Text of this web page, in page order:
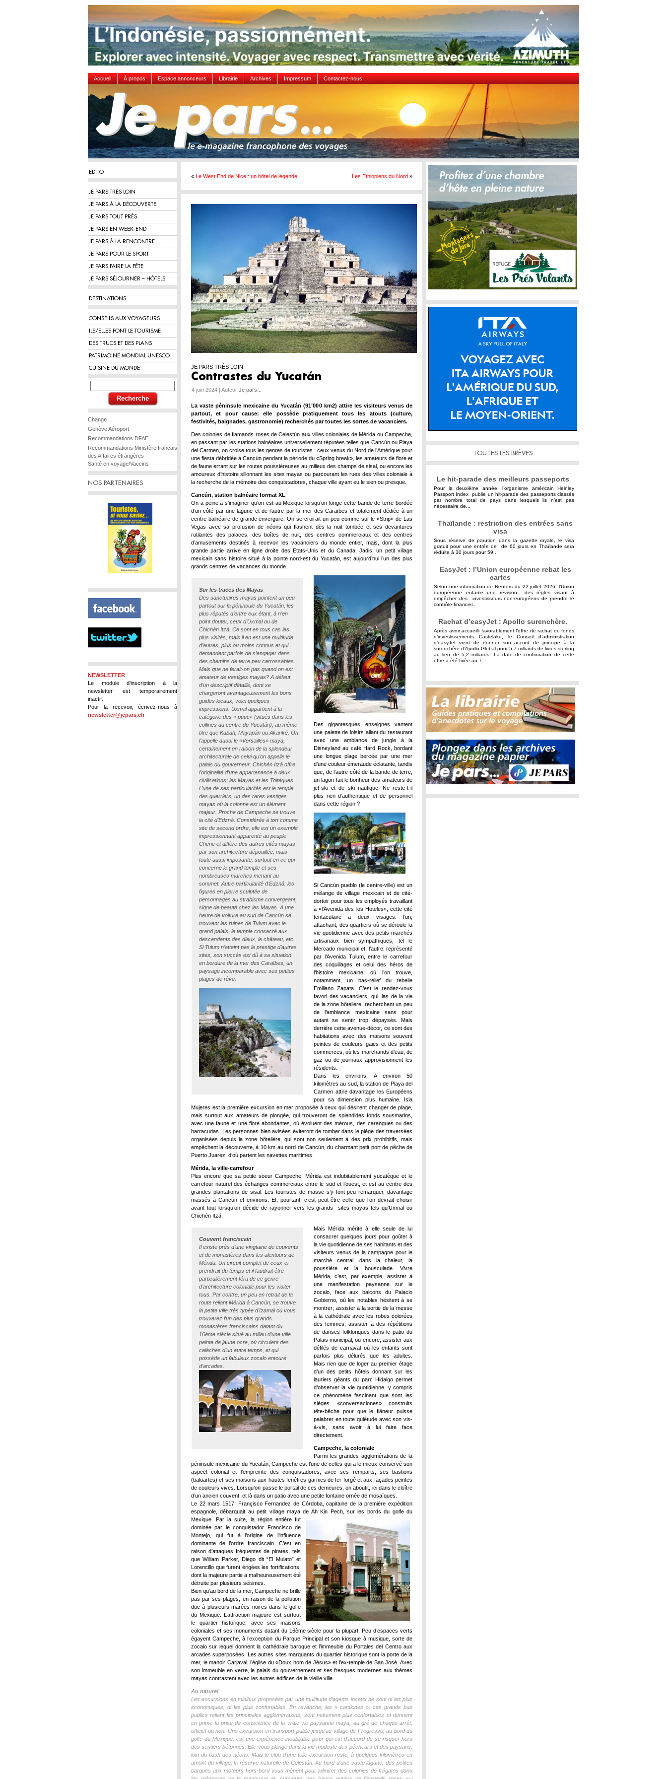
Accueil À propos Espace annonceurs Librairie Archives Impressum Contactez-nous
EDITO
JE PARS TRÈS LOIN
JE PARS À LA DÉCOUVERTE
JE PARS TOUT PRÈS
JE PARS EN WEEK-END
JE PARS À LA RENCONTRE
JE PARS POUR LE SPORT
JE PARS FAIRE LA FÊTE
JE PARS SÉJOURNER – HÔTELS
DESTINATIONS
CONSEILS AUX VOYAGEURS
ILS/ELLES FONT LE TOURISME
DES TRUCS ET DES PLANS
PATRIMOINE MONDIAL UNESCO
CUISINE DU MONDE
Change
Genève Aéroport
Recommandations DFAE
Recommandations Ministère français
des Affaires étrangères
Santé en voyage/Vaccins
NOS PARTENAIRES
NEWSLETTER
Le module d'inscription à la
newsletter est temporairement
inactif.
Pour la recevoir, écrivez-nous à
newsletter@jepars.ch
« Le West End de Nice : un hôtel de légende Les Ethiopiens du Nord »
JE PARS TRÈS LOIN
Contrastes du Yucatán
4 juin 2024 | Auteur Je pars...
La vaste péninsule mexicaine du Yucatán (91’000 km2) attire les visiteurs venus de
partout, et pour cause: elle possède pratiquement tous les atouts (culture,
festivités, baignades, gastronomie) recherchés par toutes les sortes de vacanciers.
Des colonies de flamands roses de Celestún aux villes coloniales de Mérida ou Campeche,
en passant par les stations balnéaires universellement réputées telles que Cancún ou Playa
del Carmen, on croise tous les genres de touristes : ceux venus du Nord de l’Amérique pour
une fiesta débridée à Cancún pendant la période du «Spring break», les amateurs de flore et
de faune errant sur les routes poussiéreuses au milieux des champs de sisal, ou encore les
amoureux d’histoire sillonnant les sites mayas ou parcourant les rues des villes coloniale à
la recherche de la mémoire des conquistadores, chaque ville ayant eu le sien ou presque.
Cancún, station balnéaire format XL
On a peine à s’imaginer qu’on est au Mexique lorsqu’on longe cette bande de terre bordée
d’un côté par une lagune et de l’autre par la mer des Caraïbes et totalement dédiée à un
centre balnéaire de grande envergure. On se croirait un peu comme sur le «Strip» de Las
Vegas avec sa profusion de néons qui flashent dès la nuit tombée et ses devantures
rutilantes des palaces, des boîtes de nuit, des centres commerciaux et des centres
d’amusements destinés à recevoir les vacanciers du monde entier, mais, dont la plus
grande partie arrive en ligne droite des Etats-Unis et du Canada. Jadis, un petit village
mexicain sans histoire situé à la pointe nord-est du Yucatán, est aujourd’hui l’un des plus
grands centres de vacances du monde.
Sur les traces des Mayas
Des sanctuaires mayas pointent un peu
partout sur la péninsule du Yucatán, les
plus réputés d’entre eux étant, à n’en
point douter, ceux d’Uxmal ou de
Chichén Itzá. Ce sont en tous cas les
plus visités, mais il en est une multitude
d’autres, plus ou moins connus et qui
demandent parfois de s’engager dans
des chemins de terre peu carrossables.
Mais que ne ferait-on pas quand on est
amateur de vestiges mayas? A défaut
d’un descriptif détaillé, dont se
chargeront avantageusement les bons
guides locaux, voici quelques
impressions: Uxmal appartient à la
catégorie des « puuc» (situés dans les
collines du centre du Yucatán), au même
titre que Kabah, Mayapán ou Akanké. On
l’appelle aussi le «Versailles» maya,
certainement en raison de la splendeur
architecturale de celui qu’on appelle le
palais du gouverneur. Chichén Itzá offre
l’originalité d’une appartenance à deux
civilisations: les Mayas et les Toltèques.
L’une de ses particularités est le temple
des guerriers, un des rares vestiges
mayas où la colonne est un élément
majeur. Proche de Campeche se trouve
la cité d’Edzná. Considérée à tort comme
site de second ordre, elle est un exemple
impressionnant apparenté au peuple
Chene et diffère des autres cités mayas
par son architecture dépouillée, mais
toute aussi imposante, surtout en ce qui
concerne le grand temple et ses
nombreuses marches menant au
sommet. Autre particularité d’Edzná: les
figures en pierre sculptée de
personnages au strabisme convergeant,
signe de beauté chez les Mayas. A une
heure de voiture au sud de Cancún se
trouvent les ruines de Tulum avec le
grand palais, le temple consacré aux
descendants des dieux, le château, etc.
Si Tulum n’atteint pas le prestige d’autres
sites, son succès est dû à sa situation
en bordure de la mer des Caraïbes, un
paysage incomparable avec ses petites
plages de rêve.
Des gigantesques enseignes vantent
une palette de loisirs allant du restaurant
avec une ambiance de jungle à la
Disneyland au café Hard Rock, bordant
une longue plage bercée par une mer
d’une couleur émeraude éclatante, tandis
que, de l’autre côté de la bande de terre,
un lagon fait le bonheur des amateurs de
jet-ski et de ski nautique. Ne reste-t-il
plus rien d’authentique et de personnel
dans cette région ?
Si Cancún pueblo (le centre-ville) est un
mélange de village mexicain et de cité-
dortoir pour tous les employés travaillant
à «l’Avenida des los Hoteles», cette cité
tentaculaire a deux visages: l’un,
attachant, des quartiers où se déroule la
vie quotidienne avec des petits marchés
artisanaux bien sympathiques, tel le
Mercado municipal et, l’autre, représenté
par l’Avenida Tulum, entre le carrefour
des coquillages et celui des héros de
l’histoire mexicaine, où l’on trouve,
notamment, un bas-relief du rebelle
Emiliano Zapata. C’est le rendez-vous
favori des vacanciers, qui, las de la vie
de la zone hôtelière, recherchent un peu
de l’ambiance mexicaine sans pour
autant se sentir trop dépaysés. Mais
derrière cette avenue-décor, ce sont des
habitations avec des maisons souvent
peintes de couleurs gaies et des petits
commerces, où les marchands d’eau, de
gaz ou de journaux approvisionnent les
résidents.
Dans les environs: A environ 50
kilomètres au sud, la station de Playa del
Carmen attire davantage les Européens
pour sa dimension plus humaine. Isla
Mujeres est la première excursion en mer proposée à ceux qui désirent changer de plage,
mais surtout aux amateurs de plongée, qui trouveront de splendides fonds sousmarins,
avec une faune et une flore abondantes, oú évoluent des mérous, des carangues ou des
barracudas. Les personnes bien avisées éviteront de tomber dans le piège des traversées
organisées depuis la zone hôtelière, qui sont non seulement à des prix prohibitifs, mais
empêchent la découverte, à 10 km au nord de Cancún, du charmant petit port de pêche de
Puerto Juarez, d’où partent les navettes maritimes.
Mérida, la ville-carrefour
Plus encore que sa petite soeur Campeche, Mérida est indubitablement yucatèque et le
carrefour naturel des échanges commerciaux entre le sud et l’ouest, et est au centre des
grandes plantations de sisal. Les touristes de masse s’y font peu remarquer, davantage
massés à Cancún et environs. Et, pourtant, c’est peut-être celle que l’on devrait choisir
avant tout lorsqu’on décide de rayonner vers les grands sites mayas tels qu’Uxmal ou
Chichén Itzá.
Couvent franciscain
Il existe près d’une vingtaine de couvents
et de monastères dans les alentours de
Mérida. Un circuit complet de ceux-ci
prendrait du temps et il faudrait être
particulièrement féru de ce genre
d’architecture coloniale pour les visiter
tous. Par contre, un peu en retrait de la
route reliant Mérida à Cancún, se trouve
la petite ville très typée d’Izamal où vous
trouverez l’un des plus grands
monastères franciscains datant du
16ème siècle situé au milieu d’une ville
peinte de jaune ocre, où circulent des
calèches d’un autre temps, et qui
possède un fabuleux zocalo entouré
d’arcades.
Mais Mérida mérite à elle seule de lui
consacrer quelques jours pour goûter à
la vie quotidienne de ses habitants et des
visiteurs venus de la campagne pour le
marché central, dans la chaleur, la
poussière et la bousculade. Vivre
Mérida, c’est, par exemple, assister à
une manifestation paysanne sur le
zocalo, face aux balcons du Palacio
Gobierno, où les notables hésitent à se
montrer; assister à la sortie de la messe
à la cathédrale avec les robes colorées
des femmes; assister à des répétitions
de danses folkloriques dans le patio du
Palais municipal; ou encore, assister aux
défilés de carnaval où les enfants sont
parfois plus délurés que les adultes.
Mais rien que de loger au premier étage
d’un des petits hôtels donnant sur les
lauriers géants du parc Hidalgo permet
d’observer la vie quotidienne, y compris
ce phénomène fascinant que sont les
sièges «conversaciones» construits
tête-bêche pour que le flâneur puisse
palabrer en toute quiétude avec son vis-
à-vis, sans avoir à lui faire face
directement.
Campeche, la coloniale
Parmi les grandes agglomérations de la
péninsule mexicaine du Yucatán, Campeche est l’une de celles qui a le mieux conservé son
aspect colonial et l’empreinte des conquistadores, avec ses remparts, ses bastions
(baluartes) et ses maisons aux hautes fenêtres garnies de fer forgé et aux façades peintes
de couleurs vives. Lorsqu’on passe le portail de ces demeures, on aboutit, ici dans le cloître
d’un ancien couvent, et là dans un patio avec une petite fontaine ornée de mosaïques.
Le 22 mars 1517, Françisco Fernandez de Córdoba, capitaine de la première expédition
espagnole, débarquait au petit village maya de Ah Kin Pech, sur les bords du golfe du
Mexique.Par la suite, la région entière fut
dominée par le conquistador Francisco de
Montejo, qui fut à l’origine de l’influence
dominante de l’ordre franciscain. C’est en
raison d’attaques fréquentes de pirates, tels
que William Parker, Diego dit “El Mulato” et
Lorencillo que furent érigées les fortifications,
dont la majeure partie a malheureusement été
détruite par plusieurs séismes.
Bien qu’au bord de la mer, Campeche ne brille
pas par ses plages, en raison de la pollution
due à plusieurs marées noires dans le golfe
du Mexique. L’attraction majeure est surtout
le quartier historique, avec ses maisons
coloniales et ses monuments datant du 16ème siècle pour la plupart. Peu d’espaces verts
égayent Campeche, à l’exception du Parque Principal et son kiosque à musique, sorte de
zocalo sur lequel donnent la cathédrale baroque et l’immeuble du Portales del Centro aux
arcades superposées. Les autres sites marquants du quartier historique sont la porte de la
mer, le manoir Carjaval, l’église du «Doux nom de Jésus» et l’ex-temple de San José. Avec
son immeuble en verre, le palais du gouvernement et ses fresques modernes aux thèmes
mayas contrastent avec les autres édifices de la vieille ville.
Au naturel
Les excursions en minibus proposées par une multitude d’agents locaux ne sont ni les plus
économiques, ni les plus confortables. En revanche, les « camiones », ces grands bus
publics reliant les principales agglomérations, sont nettement plus confortables et donnent
en prime la prise de conscience de la vraie vie paysanne maya, au gré de chaque arrêt,
officiel ou non. Une excursion en transport public jusqu’au village de Progresso, au bord du
golfe du Mexique, est une expérience inoubliable pour qui est d’accord de se risquer hors
des sentiers bétonnés. Elle vous plonge dans la vie modeste des pêcheurs et des paysans,
loin du flash des néons. Mais le clou d’une telle excursion reste, à quelques kilomètres en
amont du village, la réserve naturelle de Celestún. Au bord d’une vaste lagune, des petites
barques aux moteurs hors-bord vous mènent pour admirer des colonies de frégates dans
TOUTES LES BRÈVES
Le hit-parade des meilleurs passeports
Pour la deuxième année, l’organisme américain Heinley
Passport Index publie un hit-parade des passeports classés
par nombre total de pays dans lesquels ils n’est pas
nécessaire de...
Thaïlande : restriction des entrées sans
visa
Sous réserve de parution dans la gazette royale, le visa
gratuit pour une entrée de de 60 jours en Thaïlande sera
réduite à 30 jours pour 59...
EasyJet : l’Union européenne rebat les
cartes
Selon une information de Reuters du 22 juillet 2026, l’Union
européenne entame une révision des règles visant à
empêcher des investisseurs non-européens de prendre le
contrôle financier...
Rachat d’easyJet : Apollo surenchère.
Après avoir accueilli favorablement l’offre de rachat du fonds
d’investissements Castelake, le Conseil d’administration
d’easyJet vient de donner son accord de principe à la
surenchère d’Apollo Global pour 5,7 milliards de livres sterling
au lieu de 5,2 milliards. La date de confirmation de cette
offre a été fixée au 7...